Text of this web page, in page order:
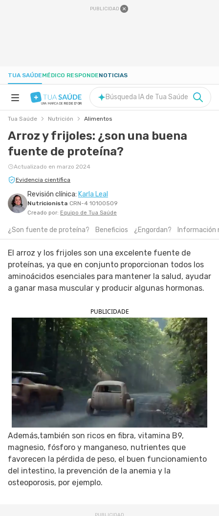
PUBLICIDAD
TUA SAÚDEMÉDICO RESPONDENOTICIAS
NUTRICIÓN
EMBARAZO
BIENESTAR
SIGUE TUA SAÚDE EN LAS REDES SOCIALES
UNA MARCA DE REDE D'OR
Búsqueda IA de Tua Saúde
Tua Saúde Nutrición Alimentos
Arroz y frijoles: ¿son una buena
fuente de proteína?
Actualizado en marzo 2024
Evidencia científica
Revisión clínica: Karla Leal
Nutricionista CRN-4 10100509
Creado por: Equipo de Tua Saúde
¿Son fuente de proteína? Beneficios ¿Engordan? Información
El arroz y los frijoles son una excelente fuente de
proteínas, ya que en conjunto proporcionan todos los
aminoácidos esenciales para mantener la salud, ayudar
a ganar masa muscular y producir algunas hormonas.
PUBLICIDADE
Además,también son ricos en fibra, vitamina B9,
magnesio, fósforo y manganeso, nutrientes que
favorecen la pérdida de peso, el buen funcionamiento
del intestino, la prevención de la anemia y la
osteoporosis, por ejemplo.